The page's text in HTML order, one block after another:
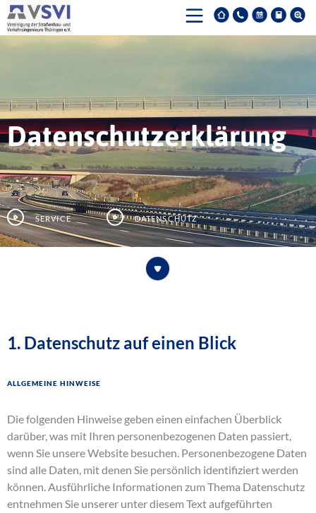
Datenschutzerklärung
Service Datenschutz
1. Datenschutz auf einen Blick
Allgemeine Hinweise
Die folgenden Hinweise geben einen einfachen Überblick
darüber, was mit Ihren personenbezogenen Daten passiert,
wenn Sie unsere Website besuchen. Personenbezogene Daten
sind alle Daten, mit denen Sie persönlich identifiziert werden
können. Ausführliche Informationen zum Thema Datenschutz
entnehmen Sie unserer unter diesem Text aufgeführten